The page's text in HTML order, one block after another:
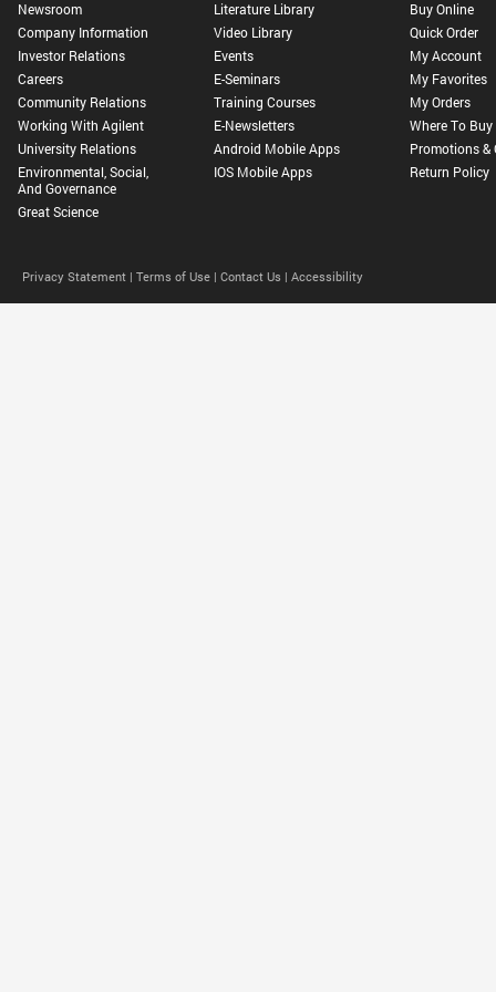
Newsroom
Company Information
Investor Relations
Careers
Community Relations
Working With Agilent
University Relations
Environmental, Social,
And Governance
Great Science
Literature Library
Video Library
Events
E-Seminars
Training Courses
E-Newsletters
Android Mobile Apps
IOS Mobile Apps
Buy Online
Quick Order
My Account
My Favorites
My Orders
Where To Buy
Promotions &
Return Policy
Privacy Statement | Terms of Use | Contact Us | Accessibility